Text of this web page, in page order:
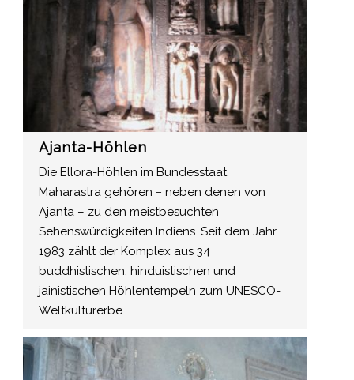
Ajanta-Höhlen
Die Ellora-Höhlen im Bundesstaat
Maharastra gehören − neben denen von
Ajanta – zu den meistbesuchten
Sehenswürdigkeiten Indiens. Seit dem Jahr
1983 zählt der Komplex aus 34
buddhistischen, hinduistischen und
jainistischen Höhlentempeln zum UNESCO-
Weltkulturerbe.